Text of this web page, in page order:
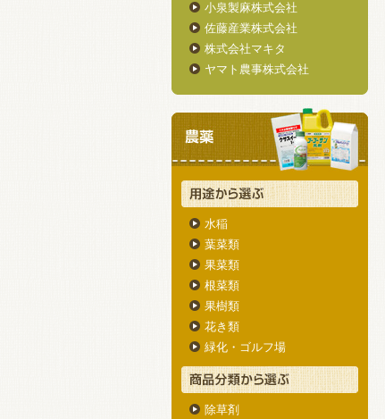
小泉製麻株式会社
佐藤産業株式会社
株式会社マキタ
ヤマト農事株式会社
水稲
葉菜類
果菜類
根菜類
果樹類
花き類
緑化・ゴルフ場
除草剤